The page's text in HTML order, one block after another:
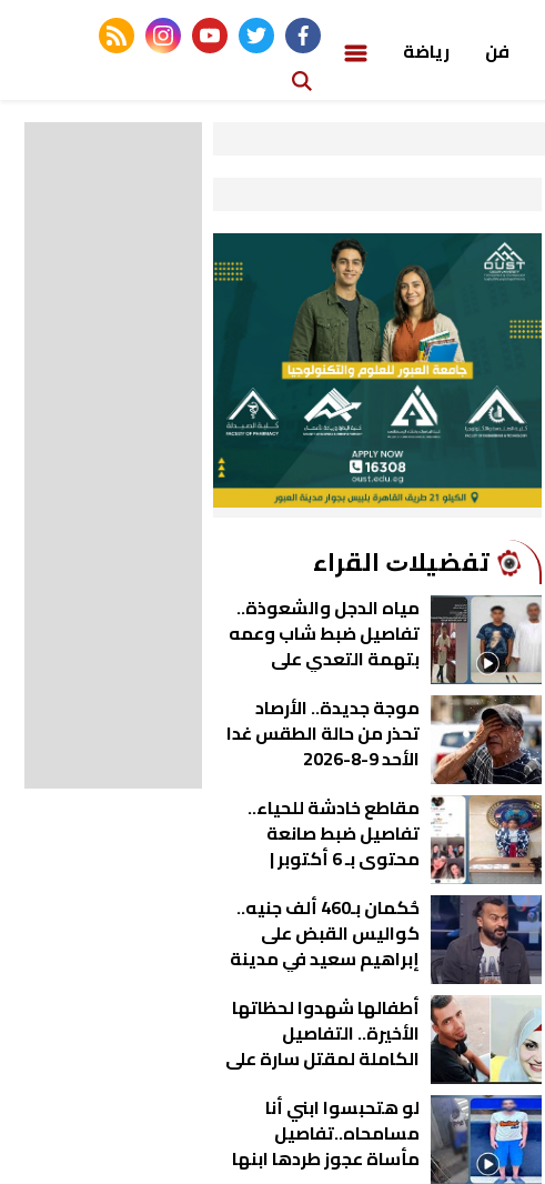
فن رياضة
facebook
twitter
youtube
instagram
rss feed
ﺗﻔﻀﻴﻼﺕ اﻟﻘﺮاء
مياه الدجل والشعوذة..
تفاصيل ضبط شاب وعمه
بتهمة التعدي على
الشرقية | فيديو
موجة جديدة.. الأرصاد
تحذر من حالة الطقس غدا
الأحد 9-8-2026
مقاطع خادشة للحياء..
تفاصيل ضبط صانعة
محتوى بـ 6 أكتوبر |
حُكمان بـ460 ألف جنيه..
كواليس القبض على
إبراهيم سعيد في مدينة
أطفالها شهدوا لحظاتها
الأخيرة.. التفاصيل
الكاملة لمقتل سارة على
لو هتحبسوا ابني أنا
مسامحاه..تفاصيل
مأساة عجوز طردها ابنها